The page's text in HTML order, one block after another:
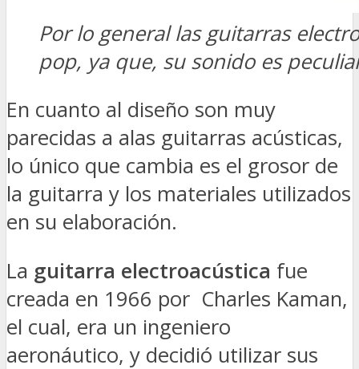
Por lo general las guitarras
pop, ya que, su sonido es
En cuanto al diseño son muy
parecidas a alas guitarras acústicas,
lo único que cambia es el grosor de
la guitarra y los materiales utilizados
en su elaboración.
La guitarra electroacústica fue
creada en 1966 por Charles Kaman,
el cual, era un ingeniero
aeronáutico, y decidió utilizar sus